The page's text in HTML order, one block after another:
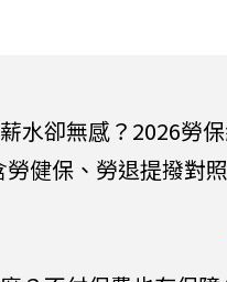
水卻無感？2026勞
健保、勞退提撥對